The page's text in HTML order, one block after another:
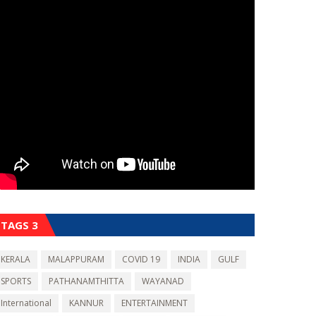
TAGS 3
KERALA MALAPPURAM COVID 19 INDIA
GULF
SPORTS
PATHANAMTHITTA
WAYANAD
International
KANNUR
ENTERTAINMENT